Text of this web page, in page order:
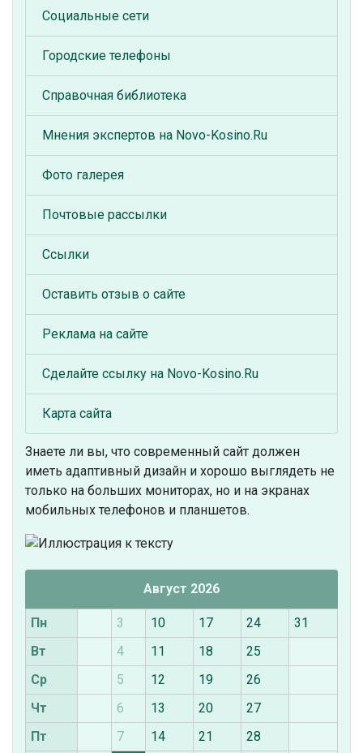
Социальные сети
Городские телефоны
Справочная библиотека
Мнения экспертов на Novo-Kosino.Ru
Фото галерея
Почтовые рассылки
Ссылки
Оставить отзыв о сайте
Реклама на сайте
Сделайте ссылку на Novo-Kosino.Ru
Карта сайта
Знаете ли вы, что современный сайт должен
иметь адаптивный дизайн и хорошо выглядеть не
только на больших мониторах, но и на экранах
мобильных телефонов и планшетов.
Август 2026
Пн 3 10 17 24
31
Вт
4 11 18
25
Ср
5 12 19
26
Чт
6 13 20
27
Пт
7 14 21 28